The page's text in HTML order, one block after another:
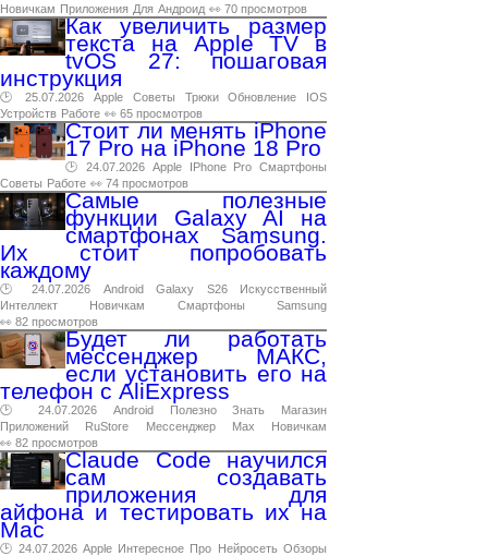
Новичкам Приложения Для Андроид 👀 70 просмотров
Как увеличить размер
текста на Apple TV в
tvOS 27: пошаговая
инструкция
🕑 25.07.2026 Apple Советы Трюки Обновление
IOS
Устройств Работе 👀 65 просмотров
Стоит ли менять iPhone
17 Pro на iPhone 18 Pro
🕑 24.07.2026 Apple IPhone Pro Смартфоны
Советы Работе 👀 74 просмотров
Самые полезные
функции Galaxy AI на
смартфонах Samsung.
Их стоит попробовать
каждому
🕑 24.07.2026 Android Galaxy S26
Искусственный
Интеллект
Новичкам Смартфоны
Samsung
👀 82 просмотров
Будет ли работать
мессенджер МАКС,
если установить его на
телефон с AliExpress
🕑 24.07.2026 Android Полезно Знать
Магазин
Приложений
RuStore Мессенджер Max
Новичкам
👀 82 просмотров
Claude Code научился
сам создавать
приложения для
айфона и тестировать их на
Mac
🕑 24.07.2026 Apple Интересное Про Нейросеть Обзоры